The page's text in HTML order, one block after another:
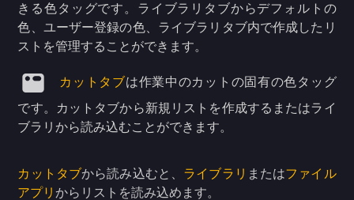
きる色タッグです。ライブラリタブからデフォルトの
色、ユーザー登録の色、ライブラリタブ内で作成したリ
ストを管理することができます。
カットタブは作業中のカットの固有の色タッグ
です。カットタブから新規リストを作成するまたはライ
ブラリから読み込むことができます。
カットタブから読み込むと、 ライブラリ またはファイル
アプリからリストを読み込めます。